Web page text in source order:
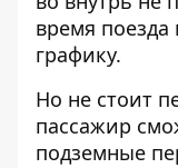
время
графику.
Но не стоит
пассажир
подземные